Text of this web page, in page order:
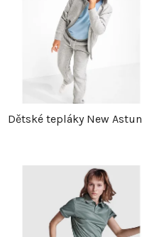
Dětské tepláky New Astun